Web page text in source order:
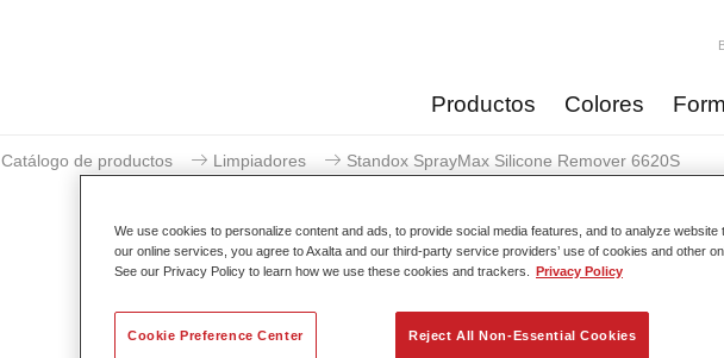
Productos Colores
Catálogo de productos Limpiadores Standox SprayMax Silicone Remover 6620S
Standox SprayMax
We use cookies to personalize content and ads, to provide social media features, and to analyze website
our online services, you agree to Axalta and our third-party service providers’ use of cookies and other
See our Privacy Policy to learn how we use these cookies and trackers.
Privacy Policy
Reject All Non-Essential Cookies
Cookie Preference Center